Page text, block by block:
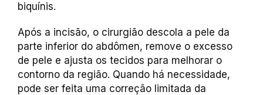
biquínis.
Após a incisão, o cirurgião descola a pele da
parte inferior do abdômen, remove o excesso
de pele e ajusta os tecidos para melhorar o
contorno da região. Quando há necessidade,
pode ser feita uma correção limitada da